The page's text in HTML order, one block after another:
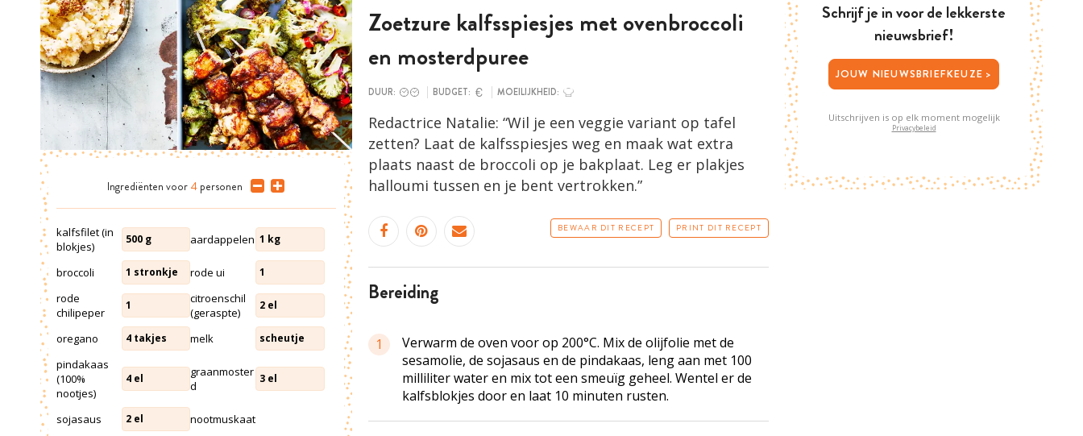
Zoetzure kalfsspiesjes met ovenbroccoli
en mosterdpuree
DUUR: BUDGET: MOEILIJKHEID:
Redactrice Natalie: “Wil je een veggie variant op tafel
zetten? Laat de kalfsspiesjes weg en maak wat extra
plaats naast de broccoli op je bakplaat. Leg er plakjes
halloumi tussen en je bent vertrokken.”
BEWAAR DIT RECEPT PRINT DIT RECEPT
bereiding
1
Verwarm de oven voor op 200°C. Mix de olijfolie met de
sesamolie, de sojasaus en de pindakaas, leng aan met 100
milliliter water en mix tot een smeuïg geheel. Wentel er de
kalfsblokjes door en laat 10 minuten rusten.
Ingrediënten voor 4 personen
kalfsfilet (in
blokjes)
500 g aardappelen 1 kg
broccoli 1 stronkje rode ui 1
rode
chilipeper
1
citroenschil
(geraspte)
2 el
oregano 4 takjes melk scheutje
pindakaas
(100%
nootjes)
4 el
graanmoster
d
3 el
sojasaus 2 el
nootmuskaat
Schrijf je in voor de lekkerste
nieuwsbrief!
JOUW NIEUWSBRIEFKEUZE >
Uitschrijven is op elk moment mogelijk
Privacybeleid